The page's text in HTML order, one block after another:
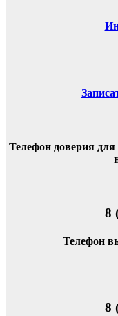
Телефон доверия
8
Телефон
8